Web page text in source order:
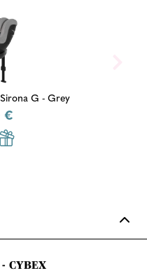
G - Grey
€
CYBEX